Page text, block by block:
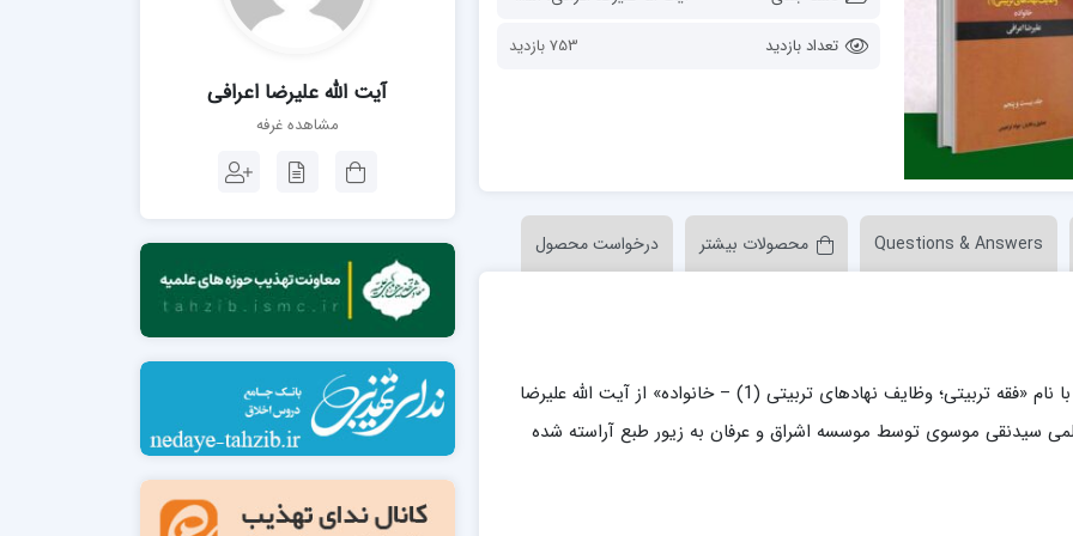
عسکری علیه السلام
مدرسه فقهی تخصصی امام رضا علیه السلام
مدرسه امام کاظم علیه السلام
پیامبر اعظم/ رودبار جنوب
اهل بیت علیهم‌السلام/ قلعه گنج
مدرسه آخوند (ره) همدان
تعداد بازدید
753 بازدید
Questions & Answers محصولات بیشتر درخواست محصول
بیست و پنجمین جلد از سلسله مجلدات فقه تربیتی با نام «فقه تربیتی؛ وظایف نهادهای تربیتی (1) – خانواده» از آیت الله علیرضا
سیدنقی موسوی توسط موسسه اشراق و عرفان به زیور طبع آراسته شده
آیت الله علیرضا اعرافی
مشاهده غرفه